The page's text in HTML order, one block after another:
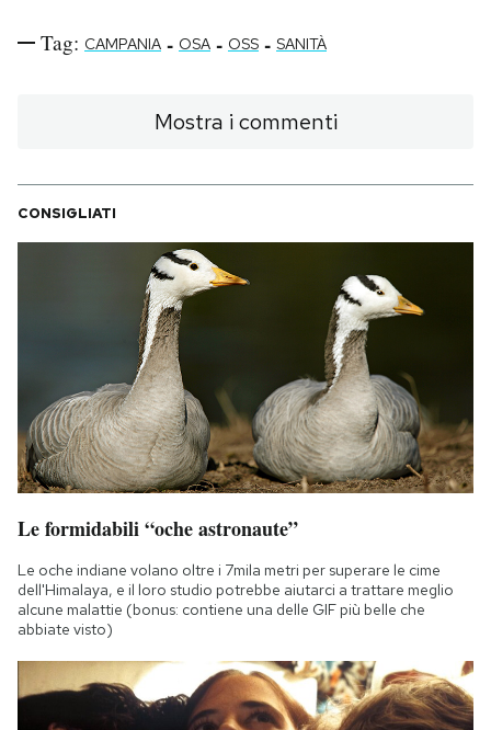
Tag: CAMPANIA - OSA - OSS - SANITÀ
Mostra i commenti
CONSIGLIATI
Le formidabili “oche astronaute”
Le oche indiane volano oltre i 7mila metri per superare le cime
dell'Himalaya, e il loro studio potrebbe aiutarci a trattare meglio
alcune malattie (bonus: contiene una delle GIF più belle che
abbiate visto)